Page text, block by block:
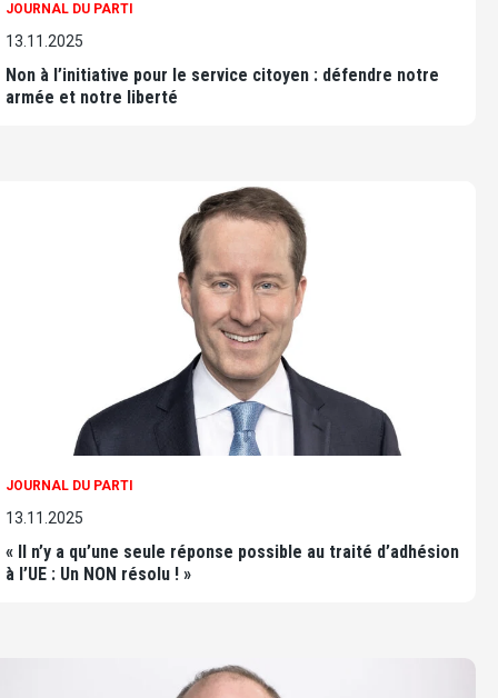
JOURNAL DU PARTI
13.11.2025
Non à l’initiative pour le service citoyen : défendre notre
armée et notre liberté
JOURNAL DU PARTI
13.11.2025
« Il n’y a qu’une seule réponse possible au traité d’adhésion
à l’UE : Un NON résolu ! »